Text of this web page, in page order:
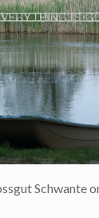
Schwante